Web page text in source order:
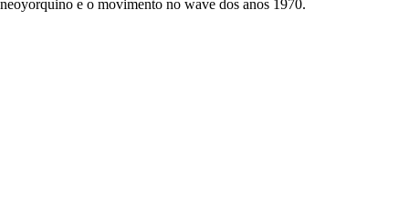
neoyorquino e o movimento no wave dos anos 1970.